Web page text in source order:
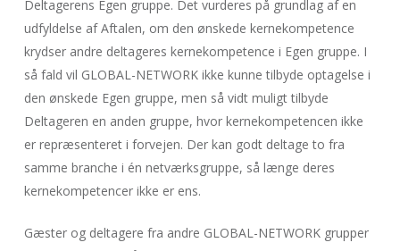
Deltagerens Egen gruppe. Det vurderes på grundlag af en
udfyldelse af Aftalen, om den ønskede kernekompetence
krydser andre deltageres kernekompetence i Egen gruppe. I
så fald vil GLOBAL-NETWORK ikke kunne tilbyde optagelse i
den ønskede Egen gruppe, men så vidt muligt tilbyde
Deltageren en anden gruppe, hvor kernekompetencen ikke
er repræsenteret i forvejen. Der kan godt deltage to fra
samme branche i én netværksgruppe, så længe deres
kernekompetencer ikke er ens.
Gæster og deltagere fra andre GLOBAL-NETWORK grupper